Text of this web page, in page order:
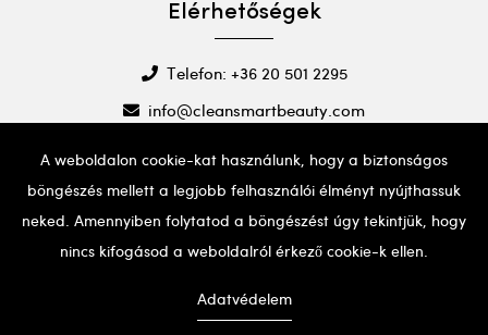
Elérhetőségek
Telefon: +36 20 501 2295
info@cleansmartbeauty.com
Ha probléma adódna a weboldal használatával, kérjük,
hívd a fent említett telefonszámot segítségért.
A weboldalon cookie-kat használunk, hogy a biztonságos
böngészés mellett a legjobb felhasználói élményt nyújthassuk
neked. Amennyiben folytatod a böngészést úgy tekintjük, hogy
nincs kifogásod a weboldalról érkező cookie-k ellen.
Adatvédelem